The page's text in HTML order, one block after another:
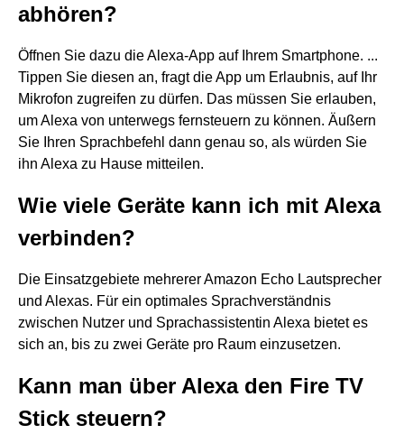
abhören?
Öffnen Sie dazu die Alexa-App auf Ihrem Smartphone. ...
Tippen Sie diesen an, fragt die App um Erlaubnis, auf Ihr
Mikrofon zugreifen zu dürfen. Das müssen Sie erlauben,
um Alexa von unterwegs fernsteuern zu können. Äußern
Sie Ihren Sprachbefehl dann genau so, als würden Sie
ihn Alexa zu Hause mitteilen.
Wie viele Geräte kann ich mit Alexa
verbinden?
Die Einsatzgebiete mehrerer Amazon Echo Lautsprecher
und Alexas. Für ein optimales Sprachverständnis
zwischen Nutzer und Sprachassistentin Alexa bietet es
sich an, bis zu zwei Geräte pro Raum einzusetzen.
Kann man über Alexa den Fire TV
Stick steuern?